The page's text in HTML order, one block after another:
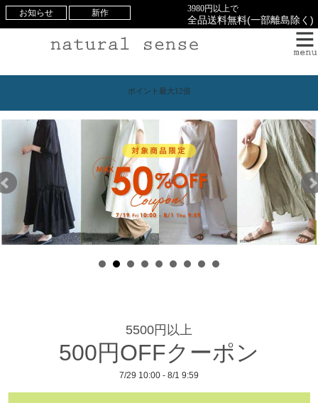
お知らせ 新作 3980円以上で
全品送料無料(一部離島除く)
ポイント最大12倍
5500円以上
500円OFFクーポン
7/29 10:00 - 8/1 9:59